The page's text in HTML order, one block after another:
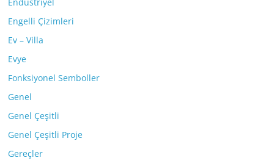
Endüstriyel
Engelli Çizimleri
Ev – Villa
Evye
Fonksiyonel Semboller
Genel
Genel Çeşitli
Genel Çeşitli Proje
Gereçler